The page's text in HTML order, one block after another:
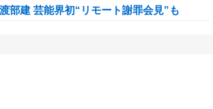
部建 芸能界初“リモート謝罪会見”も